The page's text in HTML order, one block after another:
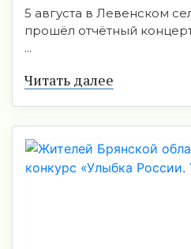
5 августа в Левенском
прошёл отчётный
...
Читать далее